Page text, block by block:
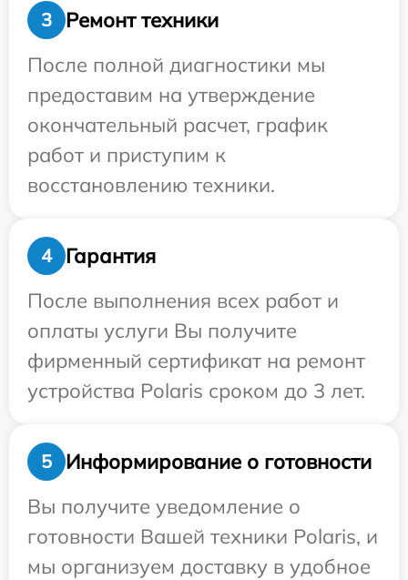
3
Ремонт техники
После полной диагностики мы
предоставим на утверждение
окончательный расчет, график
работ и приступим к
восстановлению техники.
4
Гарантия
После выполнения всех работ и
оплаты услуги Вы получите
фирменный сертификат на ремонт
устройства Polaris сроком до 3 лет.
5
Информирование о готовности
Вы получите уведомление о
готовности Вашей техники Polaris, и
мы организуем доставку в удобное